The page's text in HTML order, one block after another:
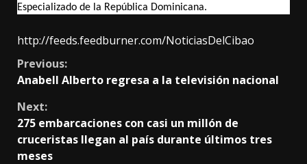
Especializado de la República Dominicana.
http://feeds.feedburner.com/NoticiasDelCibao
Continue
Previous:
Anabell Alberto regresa a la televisión nacional
Next:
275 embarcaciones con casi un millón de
cruceristas llegan al país durante últimos tres
meses